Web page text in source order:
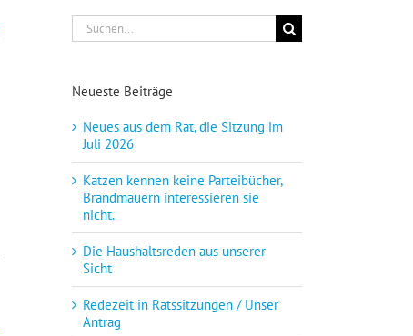
Suche
nach:
Neueste Beiträge
Neues aus dem Rat, die Sitzung im
Juli 2026
Katzen kennen keine Parteibücher,
Brandmauern interessieren sie
nicht.
Die Haushaltsreden aus unserer
Sicht
Redezeit in Ratssitzungen / Unser
Antrag